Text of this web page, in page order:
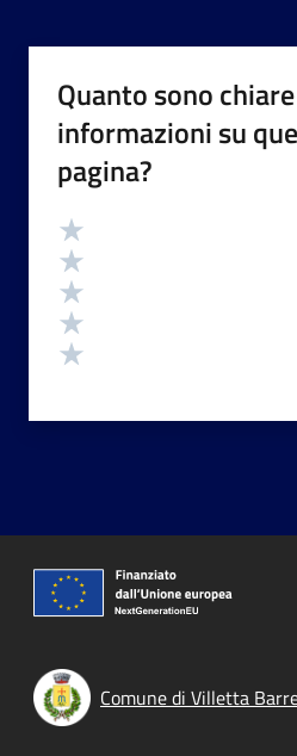
Quanto sono
informazioni su
pagina?
Valutazione
Comune di Villetta